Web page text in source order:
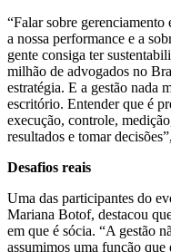
“Falar sobre
a nossa performance e a
gente consiga ter
milhão de advogados no
estratégia. E a gestão nada
escritório. Entender que é
execução, controle,
resultados e tomar
Desafios reais
Uma das participantes do
Mariana Botof, destacou
em que é sócia. “A gestão
assumimos uma função